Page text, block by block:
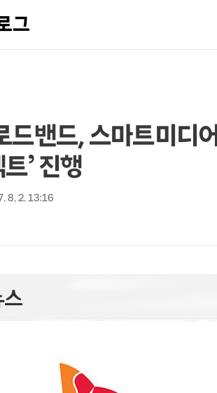
그
밴드, 스마트미디
’ 진행
8. 2. 13:16